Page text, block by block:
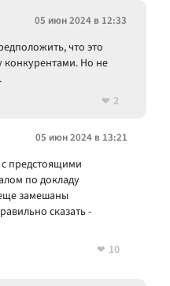
05 июн 2024 в 12:33
что это
конкурентами. Но не
2
05 июн 2024 в 13:21
с предстоящими
по докладу
замешаны
сказать -
10